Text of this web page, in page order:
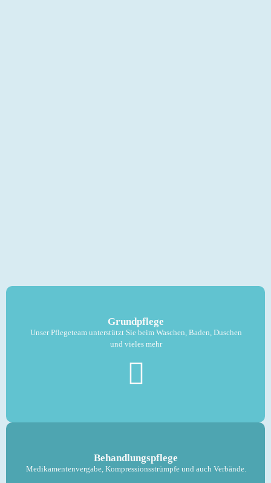
Grundpflege
Unser Pflegeteam unterstützt Sie beim Waschen, Baden, Duschen
und vieles mehr
Behandlungs­pflege
Medikamentenvergabe, Kompressionsstrümpfe und auch Verbände.